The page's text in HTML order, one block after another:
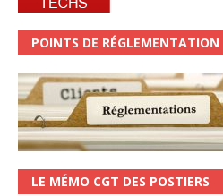
POINTS DE RÉGLEMENTATION
LE MÉMO CGT DES POSTIERS